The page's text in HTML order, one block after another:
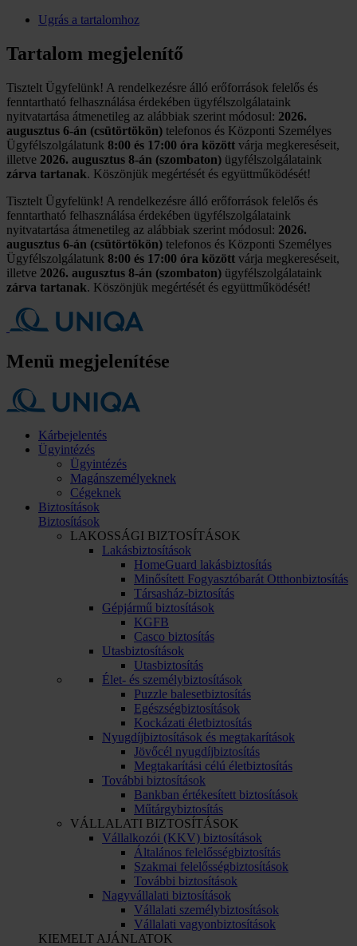
Ugrás a tartalomhoz
Tartalom megjelenítő
Tisztelt Ügyfelünk! A rendelkezésre álló erőforrások felelős és
fenntartható felhasználása érdekében ügyfélszolgálataink
nyitvatartása átmenetileg az alábbiak szerint módosul: 2026.
augusztus 6-án (csütörtökön) telefonos és Központi Személyes
Ügyfélszolgálatunk 8:00 és 17:00 óra között várja megkereséseit,
illetve 2026. augusztus 8-án (szombaton) ügyfélszolgálataink
zárva tartanak. Köszönjük megértését és együttműködését!
Tisztelt Ügyfelünk! A rendelkezésre álló erőforrások felelős és
fenntartható felhasználása érdekében ügyfélszolgálataink
nyitvatartása átmenetileg az alábbiak szerint módosul: 2026.
augusztus 6-án (csütörtökön) telefonos és Központi Személyes
Ügyfélszolgálatunk 8:00 és 17:00 óra között várja megkereséseit,
illetve 2026. augusztus 8-án (szombaton) ügyfélszolgálataink
zárva tartanak. Köszönjük megértését és együttműködését!
Menü megjelenítése
Kárbejelentés
Ügyintézés
Ügyintézés
Magánszemélyeknek
Cégeknek
Biztosítások
Biztosítások
LAKOSSÁGI BIZTOSÍTÁSOK
Lakásbiztosítások
HomeGuard lakásbiztosítás
Minősített Fogyasztóbarát Otthonbiztosítás
Társasház-biztosítás
Gépjármű biztosítások
KGFB
Casco biztosítás
Utasbiztosítások
Utasbiztosítás
Élet- és személybiztosítások
Puzzle balesetbiztosítás
Egészségbiztosítások
Kockázati életbiztosítás
Nyugdíjbiztosítások és megtakarítások
Jövőcél nyugdíjbiztosítás
Megtakarítási célú életbiztosítás
További biztosítások
Bankban értékesített biztosítások
Műtárgybiztosítás
VÁLLALATI BIZTOSÍTÁSOK
Vállalkozói (KKV) biztosítások
Általános felelősségbiztosítás
Szakmai felelősségbiztosítások
További biztosítások
Nagyvállalati biztosítások
Vállalati személybiztosítások
Vállalati vagyonbiztosítások
KIEMELT AJÁNLATOK